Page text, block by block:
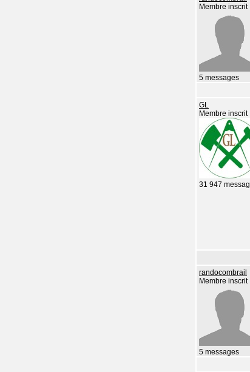
Membre inscrit
5 messages
GL
Membre inscrit
31 947
randocombrail
Membre inscrit
5 messages